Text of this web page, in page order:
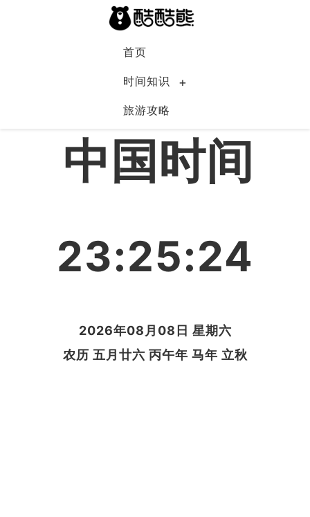
首页
时间知识
旅游攻略
中国
中国时间
23:25:25
2026年08月08日 星期六
农历 五月廿六 丙午年 马年 立秋